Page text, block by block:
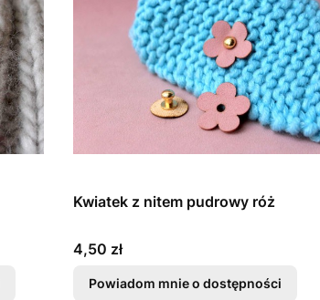
Kwiatek z nitem pudrowy róż
Cena
4,50 zł
Powiadom mnie o dostępności